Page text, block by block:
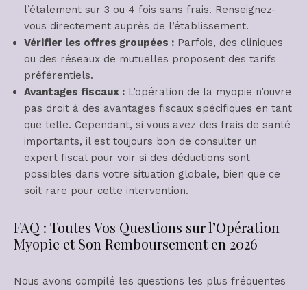
l’étalement sur 3 ou 4 fois sans frais. Renseignez-
vous directement auprès de l’établissement.
Vérifier les offres groupées : Parfois, des cliniques
ou des réseaux de mutuelles proposent des tarifs
préférentiels.
Avantages fiscaux : L’opération de la myopie n’ouvre
pas droit à des avantages fiscaux spécifiques en tant
que telle. Cependant, si vous avez des frais de santé
importants, il est toujours bon de consulter un
expert fiscal pour voir si des déductions sont
possibles dans votre situation globale, bien que ce
soit rare pour cette intervention.
FAQ : Toutes Vos Questions sur l’Opération
Myopie et Son Remboursement en 2026
Nous avons compilé les questions les plus fréquentes